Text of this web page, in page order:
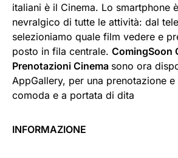
italiani è il Cinema. Lo smartphone
nevralgico di tutte le attività: dal
selezioniamo quale film vedere e
posto in fila centrale. ComingSoon
Prenotazioni Cinema sono ora
AppGallery, per una prenotazione
comoda e a portata di dita
INFORMAZIONE